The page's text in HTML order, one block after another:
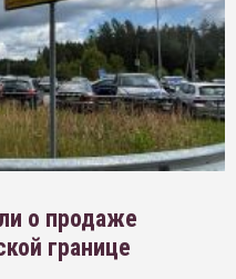
о продаже
границе